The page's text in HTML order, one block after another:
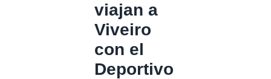
viajan a
Viveiro
con el
Deportivo